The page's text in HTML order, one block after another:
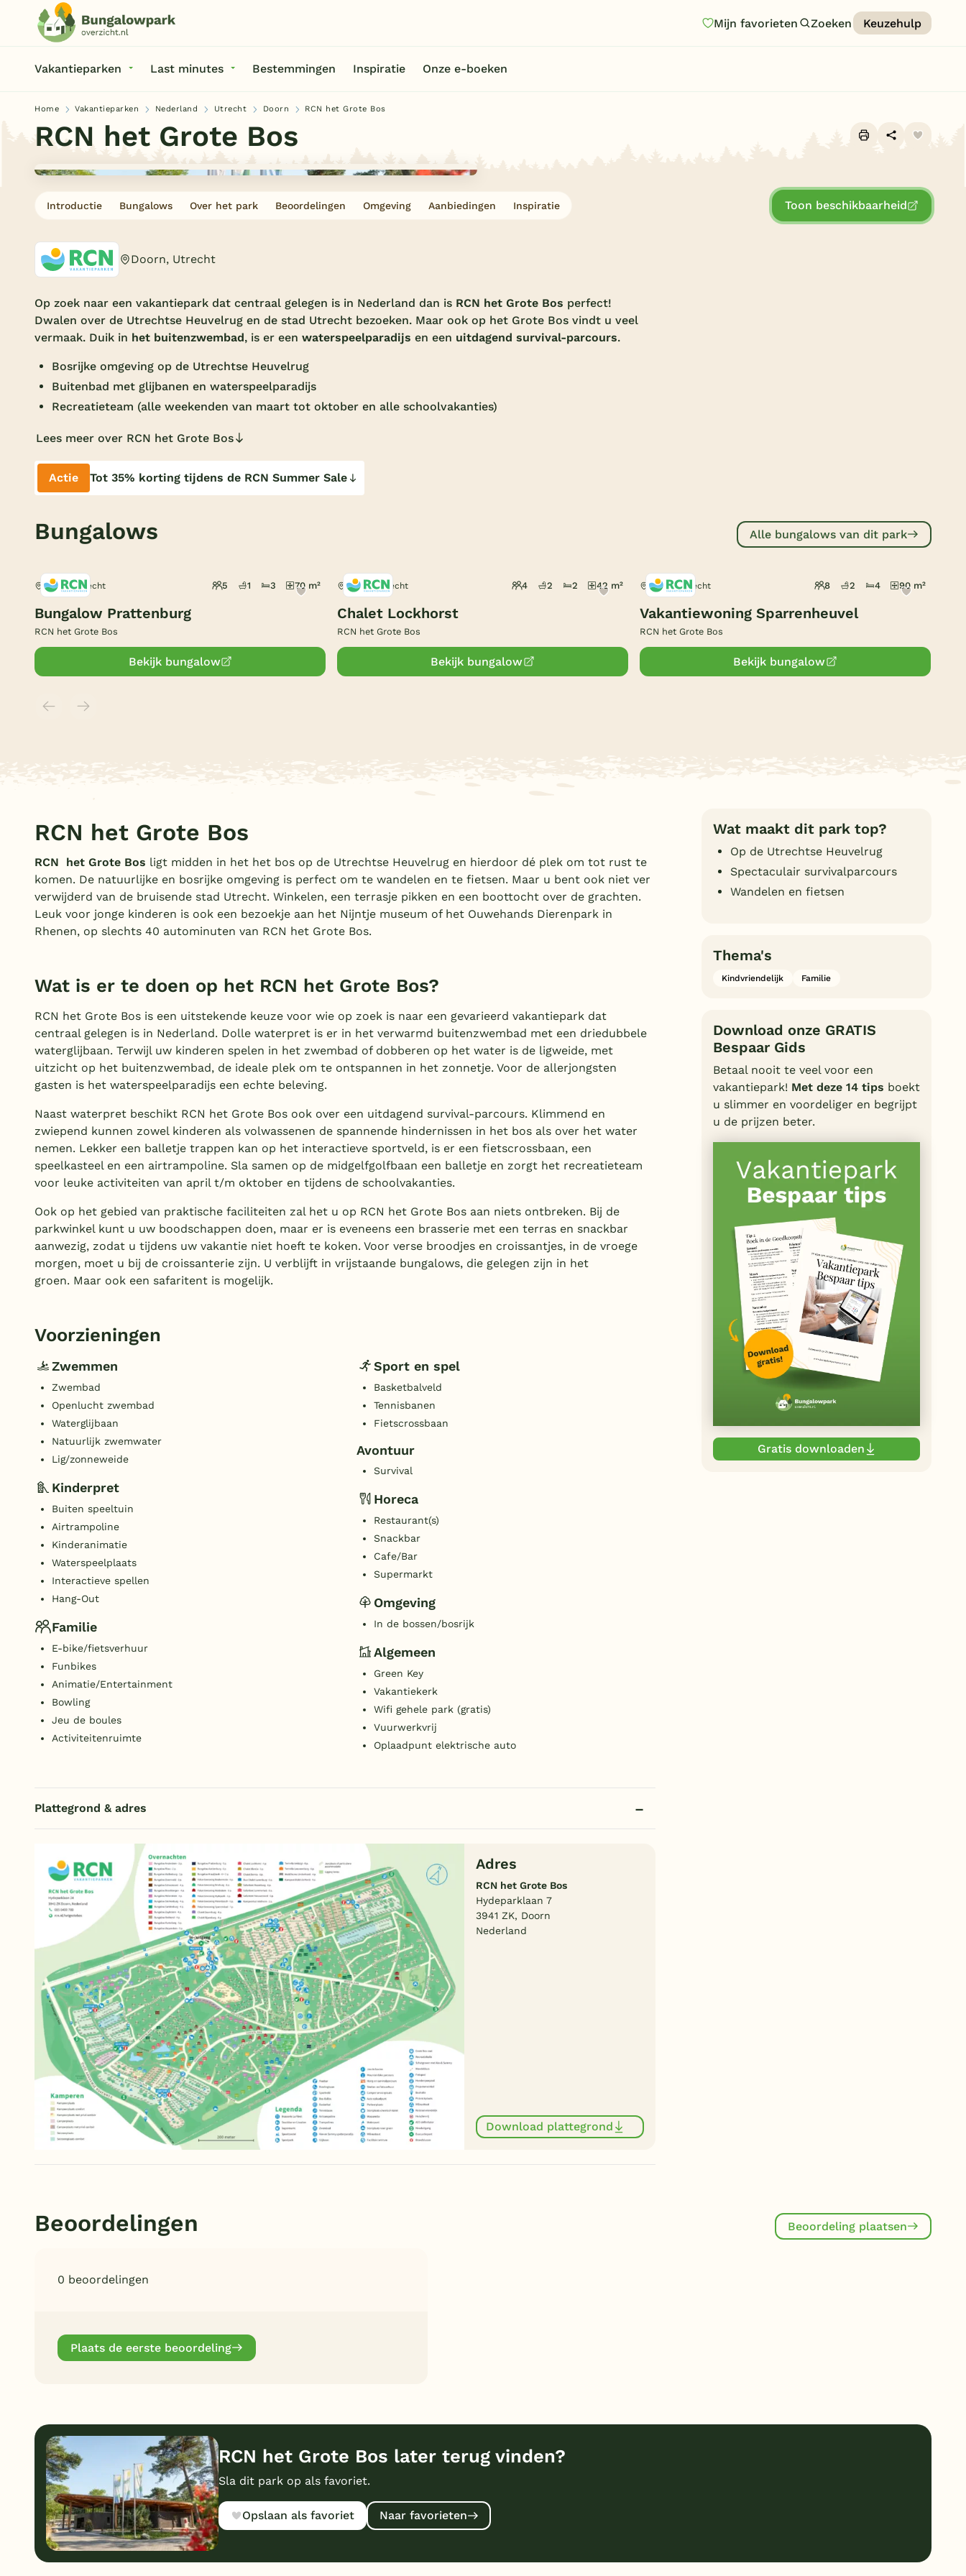
Mijn favorieten Zoeken Keuzehulp
Vakantieparken Last minutes Bestemmingen Inspiratie Onze e-boeken
Veluwe
Texel
Limburg
Home Vakantieparken Nederland Utrecht Doorn RCN het Grote Bos
RCN het Grote Bos
Introductie Bungalows Over het park Beoordelingen Omgeving Aanbiedingen Inspiratie Toon beschikbaarheid
Doorn, Utrecht
Op zoek naar een vakantiepark dat centraal gelegen is in Nederland dan is RCN het Grote Bos perfect!
Dwalen over de Utrechtse Heuvelrug en de stad Utrecht bezoeken. Maar ook op het Grote Bos vindt u veel
vermaak. Duik in het buitenzwembad, is er een waterspeelparadijs en een uitdagend survival-parcours.
Bosrijke omgeving op de Utrechtse Heuvelrug
Buitenbad met glijbanen en waterspeelparadijs
Recreatieteam (alle weekenden van maart tot oktober en alle schoolvakanties)
Lees meer over RCN het Grote Bos
Actie Tot 35% korting tijdens de RCN Summer Sale
Bungalows Alle bungalows van dit park
Doorn, Utrecht 5 1 3 70 m²
Bungalow Prattenburg
RCN het Grote Bos
Bekijk bungalow
Doorn, Utrecht 4 2 2 42 m²
Chalet Lockhorst
RCN het Grote Bos
Bekijk bungalow
Doorn, Utrecht 8 2 4 90 m²
Vakantiewoning Sparrenheuvel
RCN het Grote Bos
Bekijk bungalow
RCN het Grote Bos
RCN het Grote Bos ligt midden in het het bos op de Utrechtse Heuvelrug en hierdoor dé plek om tot rust te
komen. De natuurlijke en bosrijke omgeving is perfect om te wandelen en te fietsen. Maar u bent ook niet ver
verwijderd van de bruisende stad Utrecht. Winkelen, een terrasje pikken en een boottocht over de grachten.
Leuk voor jonge kinderen is ook een bezoekje aan het Nijntje museum of het Ouwehands Dierenpark in
Rhenen, op slechts 40 autominuten van RCN het Grote Bos.
Wat is er te doen op het RCN het Grote Bos?
RCN het Grote Bos is een uitstekende keuze voor wie op zoek is naar een gevarieerd vakantiepark dat
centraal gelegen is in Nederland. Dolle waterpret is er in het verwarmd buitenzwembad met een driedubbele
waterglijbaan. Terwijl uw kinderen spelen in het zwembad of dobberen op het water is de ligweide, met
uitzicht op het buitenzwembad, de ideale plek om te ontspannen in het zonnetje. Voor de allerjongsten
gasten is het waterspeelparadijs een echte beleving.
Naast waterpret beschikt RCN het Grote Bos ook over een uitdagend survival-parcours. Klimmend en
zwiepend kunnen zowel kinderen als volwassenen de spannende hindernissen in het bos als over het water
nemen. Lekker een balletje trappen kan op het interactieve sportveld, is er een fietscrossbaan, een
speelkasteel en een airtrampoline. Sla samen op de midgelfgolfbaan een balletje en zorgt het recreatieteam
voor leuke activiteiten van april t/m oktober en tijdens de schoolvakanties.
Ook op het gebied van praktische faciliteiten zal het u op RCN het Grote Bos aan niets ontbreken. Bij de
parkwinkel kunt u uw boodschappen doen, maar er is eveneens een brasserie met een terras en snackbar
aanwezig, zodat u tijdens uw vakantie niet hoeft te koken. Voor verse broodjes en croissantjes, in de vroege
morgen, moet u bij de croissanterie zijn. U verblijft in vrijstaande bungalows, die gelegen zijn in het
groen. Maar ook een safaritent is mogelijk.
Voorzieningen
Zwemmen
Zwembad
Openlucht zwembad
Waterglijbaan
Natuurlijk zwemwater
Lig/zonneweide
Kinderpret
Buiten speeltuin
Airtrampoline
Kinderanimatie
Waterspeelplaats
Interactieve spellen
Hang-Out
Familie
E-bike/fietsverhuur
Funbikes
Animatie/Entertainment
Bowling
Jeu de boules
Activiteitenruimte
Sport en spel
Basketbalveld
Tennisbanen
Fietscrossbaan
Avontuur
Survival
Horeca
Restaurant(s)
Snackbar
Cafe/Bar
Supermarkt
Omgeving
In de bossen/bosrijk
Algemeen
Green Key
Vakantiekerk
Wifi gehele park (gratis)
Vuurwerkvrij
Oplaadpunt elektrische auto
Plattegrond & adres
Adres
RCN het Grote Bos
Hydeparklaan 7
3941 ZK, Doorn
Nederland
Download plattegrond
Wat maakt dit park top?
Op de Utrechtse Heuvelrug
Spectaculair survivalparcours
Wandelen en fietsen
Thema's
Kindvriendelijk Familie
Download onze GRATIS
Bespaar Gids
Betaal nooit te veel voor een
vakantiepark! Met deze 14 tips boekt
u slimmer en voordeliger en begrijpt
u de prijzen beter.
Gratis downloaden
Beoordelingen Beoordeling plaatsen
0 beoordelingen
Plaats de eerste beoordeling
RCN het Grote Bos later terug vinden?
Sla dit park op als favoriet.
Opslaan als favoriet Naar favorieten